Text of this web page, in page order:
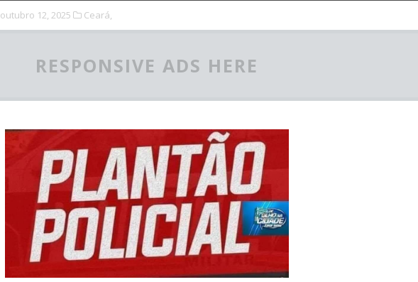
outubro 12, 2025 Ceará,
RESPONSIVE ADS HERE